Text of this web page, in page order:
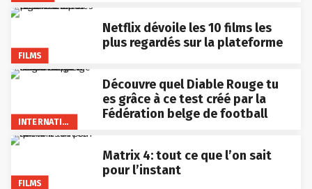
FILMS
Netflix dévoile les 10 films les
plus regardés sur la plateforme
INTERNATIONAL
Découvre quel Diable Rouge tu
es grâce à ce test créé par la
Fédération belge de football
FILMS
Matrix 4: tout ce que l’on sait
pour l’instant